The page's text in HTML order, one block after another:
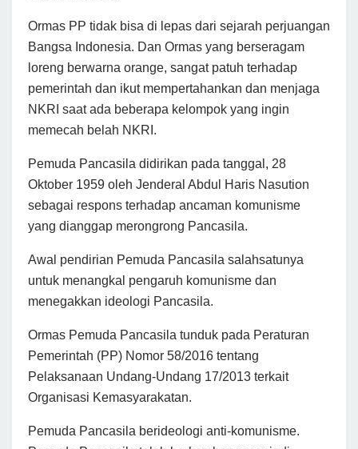
Ormas PP tidak bisa di lepas dari sejarah perjuangan
Bangsa Indonesia. Dan Ormas yang berseragam
loreng berwarna orange, sangat patuh terhadap
pemerintah dan ikut mempertahankan dan menjaga
NKRI saat ada beberapa kelompok yang ingin
memecah belah NKRI.
Pemuda Pancasila didirikan pada tanggal, 28
Oktober 1959 oleh Jenderal Abdul Haris Nasution
sebagai respons terhadap ancaman komunisme
yang dianggap merongrong Pancasila.
Awal pendirian Pemuda Pancasila salahsatunya
untuk menangkal pengaruh komunisme dan
menegakkan ideologi Pancasila.
Ormas Pemuda Pancasila tunduk pada Peraturan
Pemerintah (PP) Nomor 58/2016 tentang
Pelaksanaan Undang-Undang 17/2013 terkait
Organisasi Kemasyarakatan.
Pemuda Pancasila berideologi anti-komunisme.